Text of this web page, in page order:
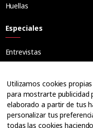
Huellas
Especiales
Entrevistas
Ópticos
Cuadernos
Guías
Dossier
Utilizamos cookies
para mostrarte publicidad
elaborado a partir de tus
personalizar tus
todas las cookies